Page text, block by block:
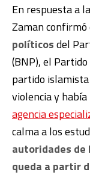
En respuesta a
Zaman confirmó
políticosdel
(BNP), el
partido
violencia y
agencia
calma a los
autoridades de
queda a partir